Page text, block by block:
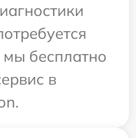
бесплатно
в